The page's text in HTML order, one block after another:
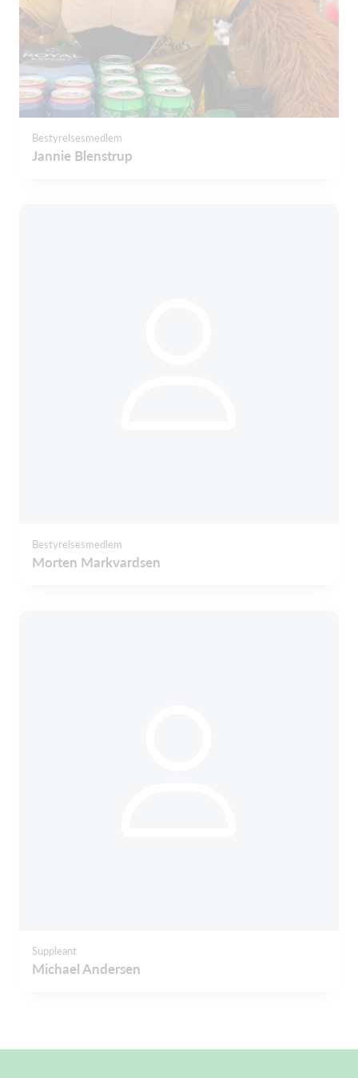
Bestyrelsesmedlem
Jannie Blenstrup
Bestyrelsesmedlem
Morten Markvardsen
Suppleant
Michael Andersen